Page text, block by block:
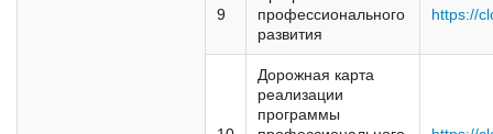
9
профессионального
развития
https://
Дорожная карта
реализации
программы